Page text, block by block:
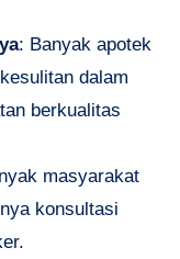
: Banyak apotek
dalam
berkualitas
masyarakat
konsultasi